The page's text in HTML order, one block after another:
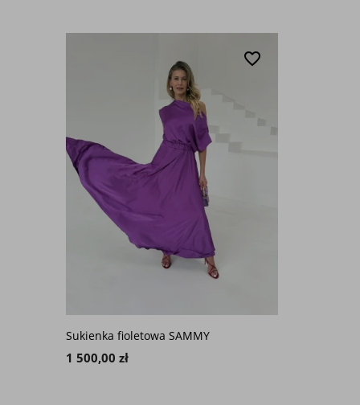
favorite_border
Sukienka fioletowa SAMMY
1 500,00 zł